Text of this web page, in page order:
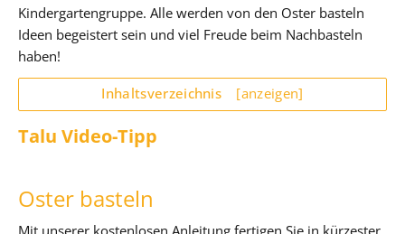
Kindergartengruppe. Alle werden von den Oster basteln
Ideen begeistert sein und viel Freude beim Nachbasteln
haben!
Inhaltsverzeichnis [anzeigen]
Talu Video-Tipp
Oster basteln
Mit unserer kostenlosen Anleitung fertigen Sie in kürzester